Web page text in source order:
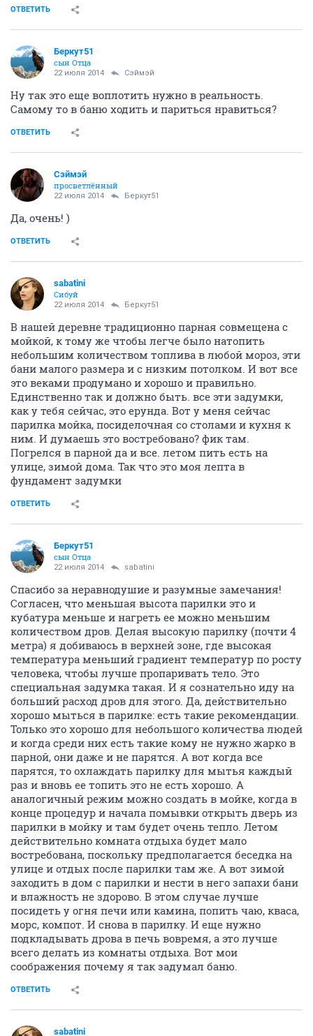
ОТВЕТИТЬ
Беркут51
сын Отца
22 июля 2014 Сэймэй
Ну так это еще воплотить нужно в реальность.
Самому то в баню ходить и париться нравиться?
ОТВЕТИТЬ
Сэймэй
просветлённый
22 июля 2014 Беркут51
Да, очень! )
ОТВЕТИТЬ
sabatini
Сибуй
22 июля 2014 Беркут51
В нашей деревне традиционно парная совмещена с
мойкой, к тому же чтобы легче было натопить
небольшим количеством топлива в любой мороз, эти
бани малого размера и с низким потолком. И вот все
это веками продумано и хорошо и правильно.
Единственно так и должно быть. все эти задумки,
как у тебя сейчас, это ерунда. Вот у меня сейчас
парилка мойка, посиделочная со столами и кухня к
ним. И думаешь это востребовано? фик там.
Погрелся в парной да и все. летом пить есть на
улице, зимой дома. Так что это моя лепта в
фундамент задумки
ОТВЕТИТЬ
Беркут51
сын Отца
22 июля 2014 sabatini
Спасибо за неравнодушие и разумные замечания!
Согласен, что меньшая высота парилки это и
кубатура меньше и нагреть ее можно меньшим
количеством дров. Делая высокую парилку (почти 4
метра) я добиваюсь в верхней зоне, где высокая
температура меньший градиент температур по росту
человека, чтобы лучше пропаривать тело. Это
специальная задумка такая. И я сознательно иду на
больший расход дров для этого. Да, действительно
хорошо мыться в парилке: есть такие рекомендации.
Только это хорошо для небольшого количества людей
и когда среди них есть такие кому не нужно жарко в
парной, они даже и не парятся. А вот когда все
парятся, то охлаждать парилку для мытья каждый
раз и вновь ее топить это не есть хорошо. А
аналогичный режим можно создать в мойке, когда в
конце процедур и начала помывки открыть дверь из
парилки в мойку и там будет очень тепло. Летом
действительно комната отдыха будет мало
востребована, поскольку предполагается беседка на
улице и отдых после парилки там же. А вот зимой
заходить в дом с парилки и нести в него запахи бани
и влажность не здорово. В этом случае лучше
посидеть у огня печи или камина, попить чаю, кваса,
морс, компот. И снова в парилку. И еще нужно
подкладывать дрова в печь вовремя, а это лучше
всего делать из комнаты отдыха. Вот мои
соображения почему я так задумал баню.
ОТВЕТИТЬ
sabatini